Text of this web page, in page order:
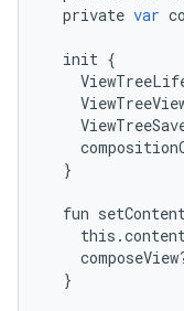
private var
init {
}
fun
this .
composeView
}